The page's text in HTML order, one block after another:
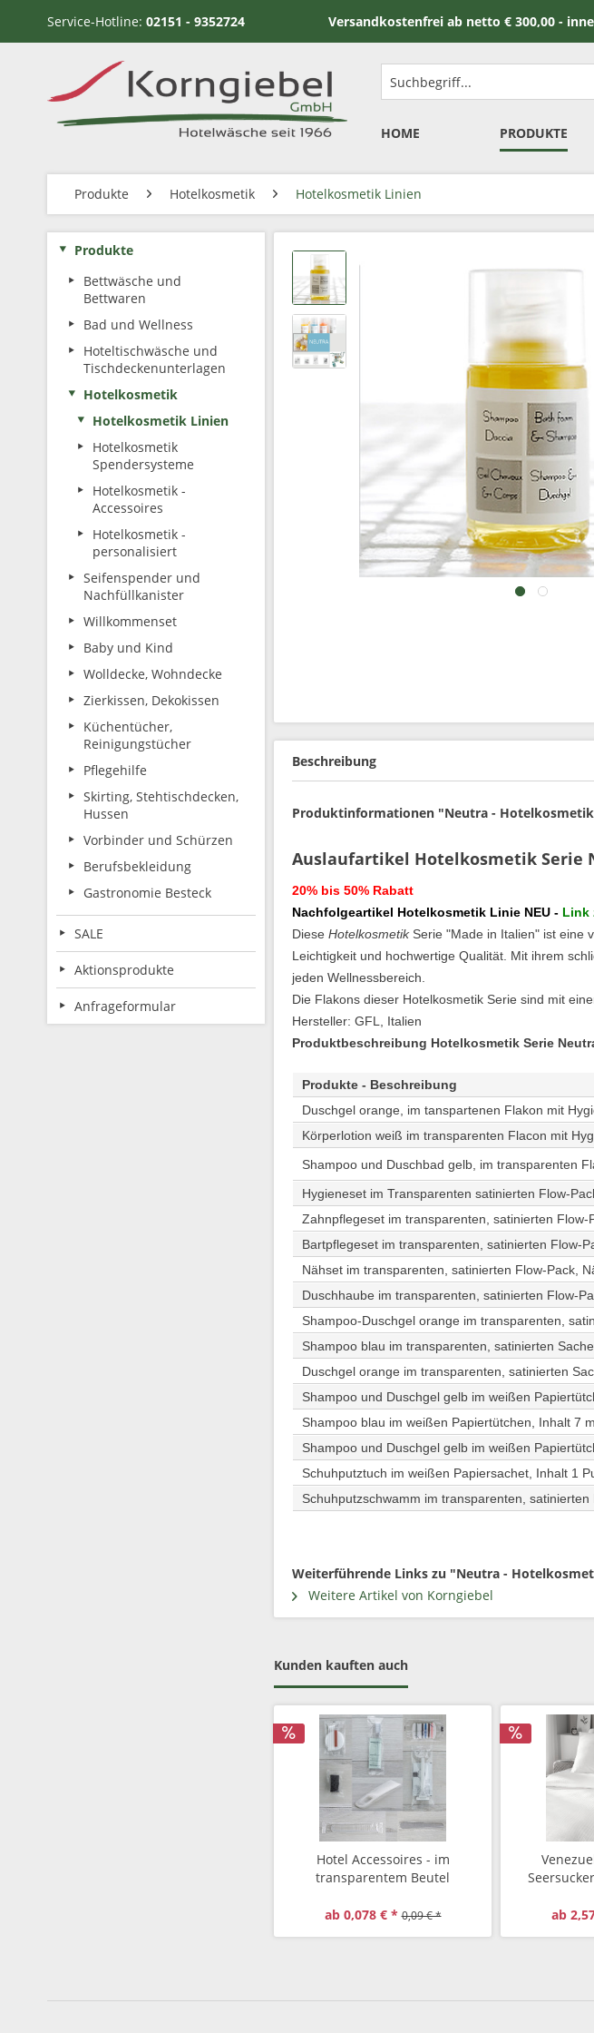
Service-Hotline: 02151 - 9352724 Versandkostenfrei ab netto € 300,00 -
HOME PRODUKTE
Produkte Hotelkosmetik Hotelkosmetik Linien
Produkte
Bettwäsche und
Bettwaren
Bad und Wellness
Hoteltischwäsche und
Tischdeckenunterlagen
Hotelkosmetik
Hotelkosmetik Linien
Hotelkosmetik
Spendersysteme
Hotelkosmetik -
Accessoires
Hotelkosmetik -
personalisiert
Seifenspender und
Nachfüllkanister
Willkommenset
Baby und Kind
Wolldecke, Wohndecke
Zierkissen, Dekokissen
Küchentücher,
Reinigungstücher
Pflegehilfe
Skirting, Stehtischdecken,
Hussen
Vorbinder und Schürzen
Berufsbekleidung
Gastronomie Besteck
SALE
Aktionsprodukte
Anfrageformular
Beschreibung
Produktinformationen "Neutra -
Auslaufartikel Hotelkosmetik Serie
20% bis 50% Rabatt
Nachfolgeartikel Hotelkosmetik Linie NEU - Link
Diese Hotelkosmetik Serie "Made in Italien" ist eine
Leichtigkeit und hochwertige Qualität. Mit ihrem
jeden Wellnessbereich.
Die Flakons dieser Hotelkosmetik Serie sind mit
Hersteller: GFL, Italien
Produktbeschreibung Hotelkosmetik Serie
Produkte - Beschreibung
Duschgel orange, im tanspartenen Flakon mit
Körperlotion weiß im transparenten Flacon mit
Shampoo und Duschbad gelb, im transparenten
Hygieneset im Transparenten satinierten Flow-
Zahnpflegeset im transparenten, satinierten
Bartpflegeset im transparenten, satinierten Flow-
Nähset im transparenten, satinierten Flow-Pack,
Duschhaube im transparenten, satinierten Flow-
Shampoo-Duschgel orange im transparenten,
Shampoo blau im transparenten, satinierten
Duschgel orange im transparenten, satinierten
Shampoo und Duschgel gelb im weißen
Shampoo blau im weißen Papiertütchen, Inhalt 7
Shampoo und Duschgel gelb im weißen
Schuhputztuch im weißen Papiersachet, Inhalt 1
Schuhputzschwamm im transparenten,
Weiterführende Links zu "Neutra -
Weitere Artikel von Korngiebel
Kunden kauften auch
Hotel Accessoires - im
transparentem Beutel
ab 0,078 € * 0,09 € *
ab